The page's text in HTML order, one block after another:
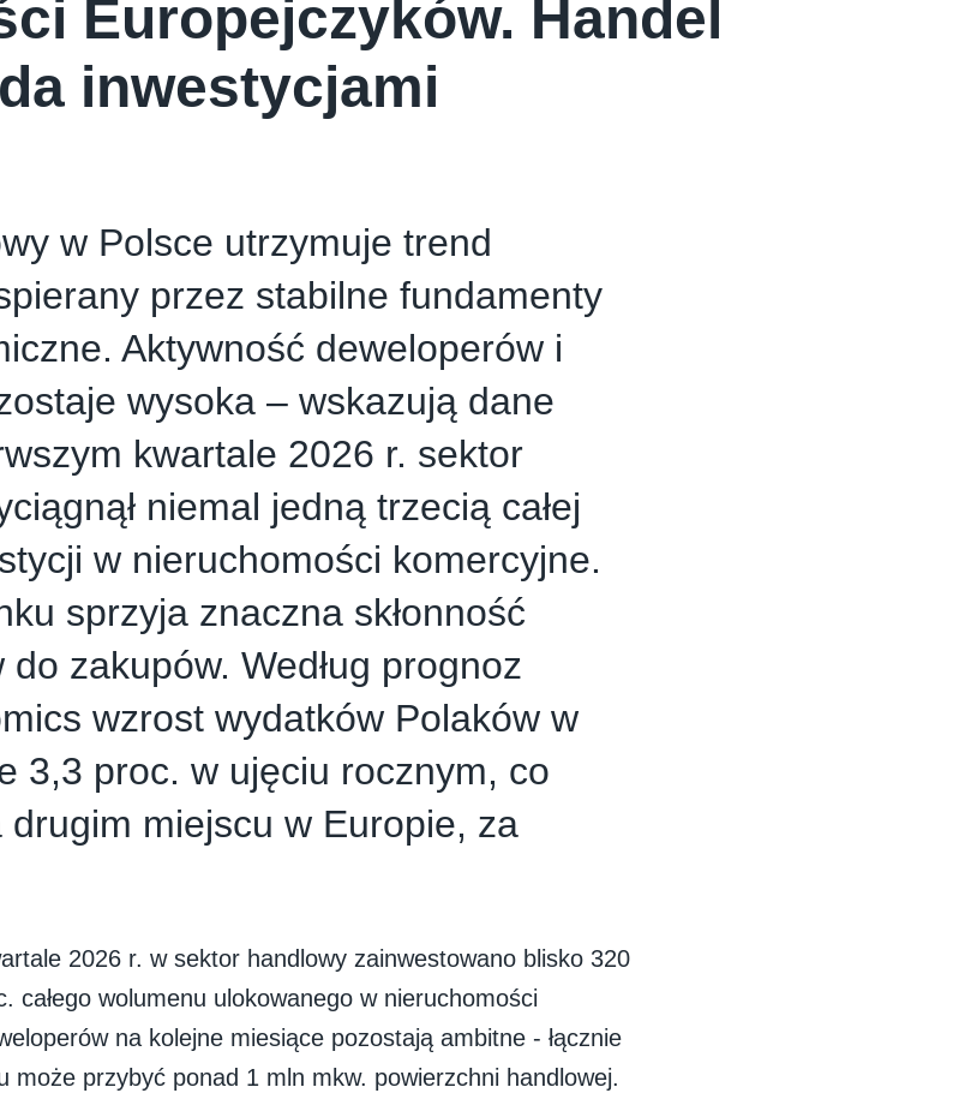
Europejczyków. Handel
inwestycjami
w Polsce utrzymuje trend
przez stabilne fundamenty
Aktywność deweloperów i
wysoka – wskazują dane
kwartale 2026 r. sektor
niemal jedną trzecią całej
w nieruchomości komercyjne.
sprzyja znaczna skłonność
zakupów. Według prognoz
wzrost wydatków Polaków w
3,3 proc. w ujęciu rocznym, co
drugim miejscu w Europie, za
2026 r. w sektor handlowy zainwestowano blisko 320
całego wolumenu ulokowanego w nieruchomości
na kolejne miesiące pozostają ambitne - łącznie
może przybyć ponad 1 mln mkw. powierzchni handlowej.